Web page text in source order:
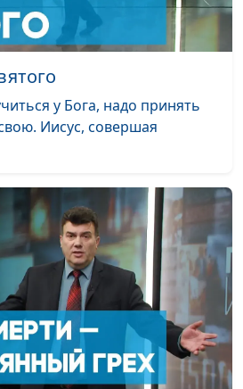
у Бога, надо принять
Иисус, совершая